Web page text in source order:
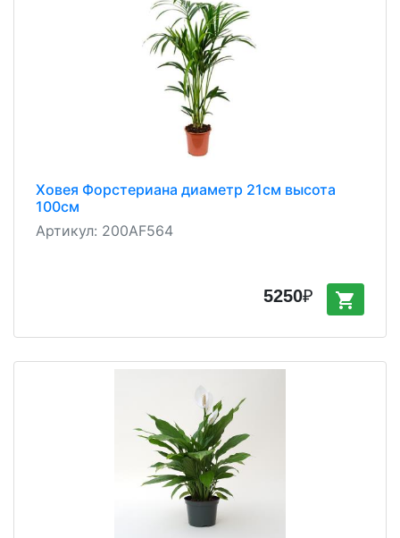
Ховея Форстериана диаметр 21см высота
100см
Артикул: 200AF564
5250₽ shopping_cart